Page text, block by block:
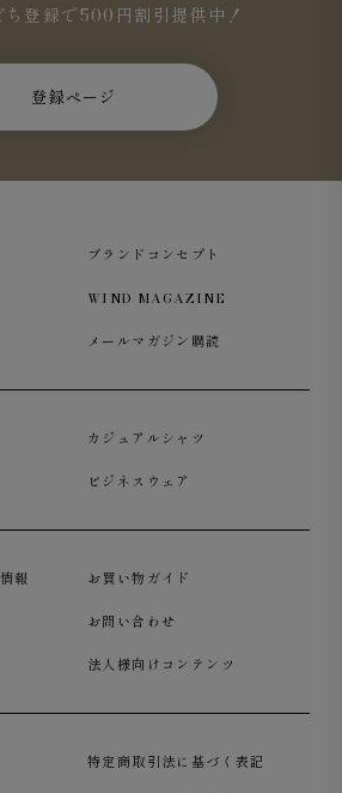
登録で500円割引提供中！
登録ページ
ブランドコンセプト
WIND MAGAZINE
メールマガジン購読
カジュアルシャツ
ビジネスウェア
報 お買い物ガイド
お問い合わせ
法人様向けコンテンツ
特定商取引法に基づく表記